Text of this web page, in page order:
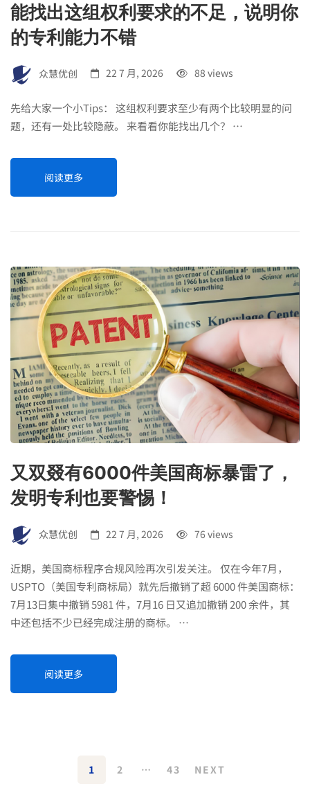
能找出这组权利要求的不足，说明你
的专利能力不错
众慧优创 22 7 月, 2026 88 views
先给大家一个小Tips： 这组权利要求至少有两个比较明显的问
题，还有一处比较隐蔽。 来看看你能找出几个？ …
阅读更多
又双叕有6000件美国商标暴雷了，
发明专利也要警惕！
众慧优创 22 7 月, 2026 76 views
近期，美国商标程序合规风险再次引发关注。 仅在今年7月，
USPTO（美国专利商标局）就先后撤销了超 6000 件美国商标：
7月13日集中撤销 5981 件，7月16 日又追加撤销 200 余件，其
中还包括不少已经完成注册的商标。 …
阅读更多
1 2 … 43 NEXT